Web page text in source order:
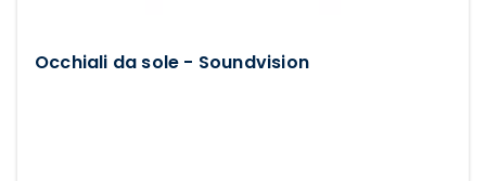
Occhiali da sole - Soundvision